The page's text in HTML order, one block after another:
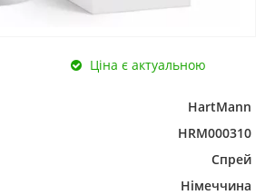
Ціна є актуальною
HartMann
HRM000310
Спрей
Німеччина